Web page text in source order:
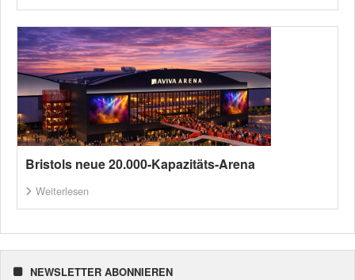
Bristols neue 20.000-Kapazitäts-Arena
Weiterlesen
NEWSLETTER ABONNIEREN